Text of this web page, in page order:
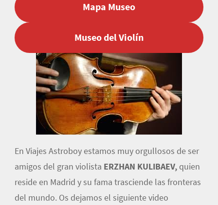
Mapa Museo
Museo del Violín
En Viajes Astroboy estamos muy orgullosos de ser
amigos del gran violista ERZHAN KULIBAEV, quien
reside en Madrid y su fama trasciende las fronteras
del mundo. Os dejamos el siguiente video